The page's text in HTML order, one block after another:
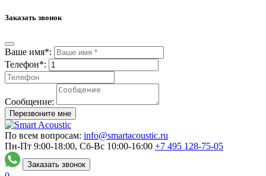
Заказать звонок
Ваше имя*:
Телефон*:
Сообщение:
Перезвоните мне
По всем вопросам: info@smartacoustic.ru
Пн-Пт 9:00-18:00, Сб-Вс 10:00-16:00 +7 495 128-75-05
Заказать звонок